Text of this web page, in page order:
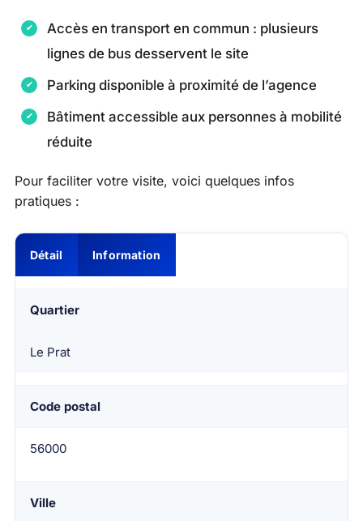
Accès en transport en commun : plusieurs
lignes de bus desservent le site
Parking disponible à proximité de l’agence
Bâtiment accessible aux personnes à mobilité
réduite
Pour faciliter votre visite, voici quelques infos
pratiques :
Détail Information
Quartier
Le Prat
Code postal
56000
Ville